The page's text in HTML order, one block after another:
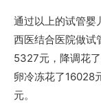
通过以上的试管婴
西医结合医院做试
5327元，降调花
卵冷冻花了16028
元。